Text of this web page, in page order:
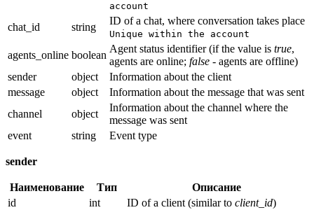
account
chat_id string
ID of a chat, where conversation takes place
Unique within the account
agents_online boolean
Agent status identifier (if the value is true,
agents are online; false - agents are offline)
sender
object
Information about the client
message
object
Information about the message that was sent
channel
object
Information about the channel where the
message was sent
event
string Event type
sender
Наименование Тип
Описание
id
int ID of a client (similar to client_id)